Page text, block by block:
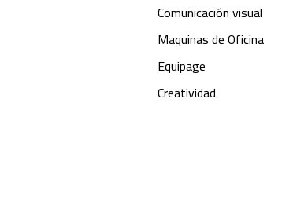
Comunicación visual
Maquinas de Oficina
Equipage
Creatividad